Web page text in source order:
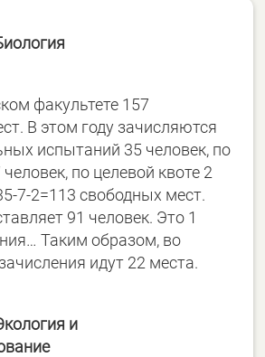
факультете 157
В этом году зачисляются
испытаний 35 человек, по
по целевой квоте 2
7-2=113 свободных мест.
91 человек. Это 1
Таким образом, во
идут 22 места.
и